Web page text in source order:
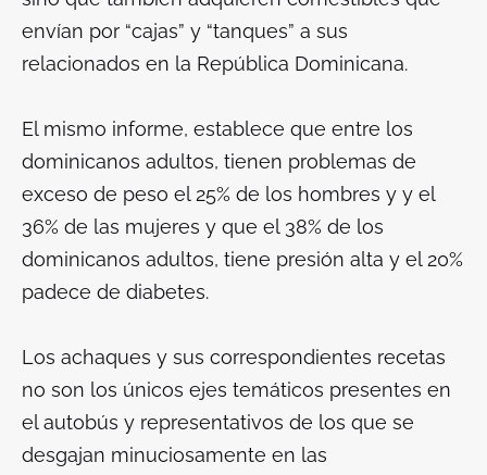
envían por “cajas” y “tanques” a sus
relacionados en la República Dominicana.
El mismo informe, establece que entre los
dominicanos adultos, tienen problemas de
exceso de peso el 25% de los hombres y y el
36% de las mujeres y que el 38% de los
dominicanos adultos, tiene presión alta y el 20%
padece de diabetes.
Los achaques y sus correspondientes recetas
no son los únicos ejes temáticos presentes en
el autobús y representativos de los que se
desgajan minuciosamente en las